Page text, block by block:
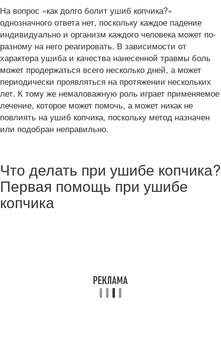
На вопрос «как долго болит ушиб копчика?»
однозначного ответа нет, поскольку каждое падение
индивидуально и организм каждого человека может по-
разному на него реагировать. В зависимости от
характера ушиба и качества нанесенной травмы боль
может продержаться всего несколько дней, а может
периодически проявляться на протяжении нескольких
лет. К тому же немаловажную роль играет применяемое
лечение, которое может помочь, а может никак не
повлиять на ушиб копчика, поскольку метод назначен
или подобран неправильно.
Что делать при ушибе копчика?
Первая помощь при ушибе
копчика